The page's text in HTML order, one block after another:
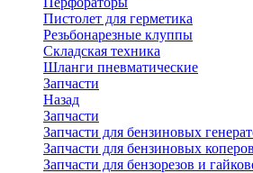
Пистолет для герметика
Резьбонарезные клуппы
Складская техника
Шланги пневматические
Запчасти
Назад
Запчасти
Запчасти для бензиновых
Запчасти для бензиновых коперов
Запчасти для бензорезов и